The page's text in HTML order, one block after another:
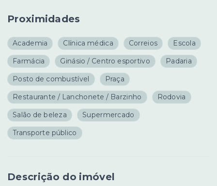
Proximidades
Academia Clínica médica Correios Escola
Farmácia Ginásio / Centro esportivo Padaria
Posto de combustível Praça
Restaurante / Lanchonete / Barzinho Rodovia
Salão de beleza Supermercado
Transporte público
Descrição do imóvel